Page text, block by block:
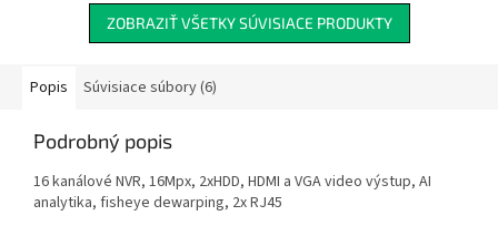
ZOBRAZIŤ VŠETKY SÚVISIACE PRODUKTY
Popis Súvisiace súbory (6)
Podrobný popis
16 kanálové NVR, 16Mpx, 2xHDD, HDMI a VGA video výstup, AI
analytika, fisheye dewarping, 2x RJ45